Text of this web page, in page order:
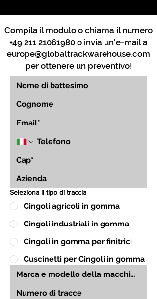
Compila il modulo o chiama il numero
+49 211 21061980 o invia un'e-mail a
europe@globaltrackwarehouse.com
per ottenere un preventivo!
Seleziona il tipo di traccia
Cingoli agricoli in gomma
Cingoli industriali in gomma
Cingoli in gomma per finitrici
Cuscinetti per Cingoli in gomma